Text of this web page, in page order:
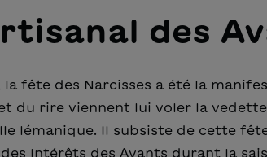
des
la fête des Narcisses a été la
du rire viennent lui voler la
lémanique. Il subsiste de cette
Intérêts des Avants durant la